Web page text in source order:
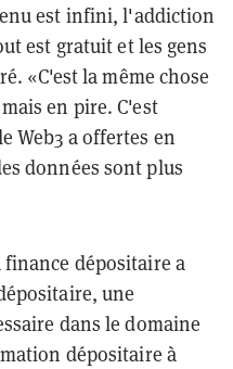
est infini, l'addiction
est gratuit et les gens
«C'est la même chose
en pire. C'est
Web3 a offertes en
données sont plus
dépositaire a
une
dans le domaine
dépositaire à